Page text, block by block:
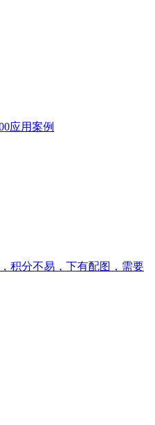
应用案例
积分不易，下有配图，需要